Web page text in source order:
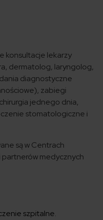
konsultacje lekarzy
dermatolog, laryngolog,
diagnostyczne
zabiegi
jednego dnia,
stomatologiczne i
są w Centrach
partnerów medycznych
szpitalne.